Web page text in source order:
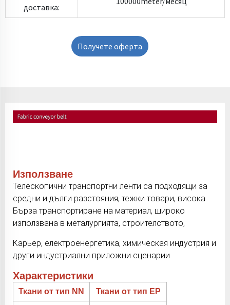
доставка:
Получете оферта
Използване
Телескопични транспортни ленти са подходящи за
средни и дълги разстояния, тежки товари, висока
Бърза транспортиране на материал, широко
използвана в металургията, строителството,
Карьер, електроенергетика, химическая индустрия и
други индустриални приложни сценарии
Характеристики
Ткани от тип NN Ткани от тип EP